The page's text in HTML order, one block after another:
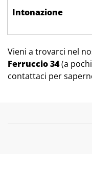
Intonazione
Vieni a trovarci nel
Ferruccio 34(a
contattaci per